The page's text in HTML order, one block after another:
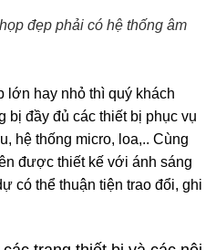
đẹp phải có hệ thống âm
lớn hay nhỏ thì quý khách
bị đầy đủ các thiết bị phục vụ
hệ thống micro, loa,.. Cùng
được thiết kế với ánh sáng
có thể thuận tiện trao đổi, ghi